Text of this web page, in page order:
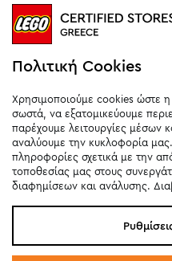
Καθημερινά10:00-21:00
Σάββατο09:00
Κυριακή 11:00-20:00 (έως 25/
Αρ.Γ.Ε.ΜΗ:
Πολιτική Cookies
Χρησιμοποιούμε cookies ώστε η
σωστά, να εξατομικεύουμε
παρέχουμε λειτουργίες μέσων
αναλύουμε την κυκλοφορία
πληροφορίες σχετικά με την
τοποθεσίας μας στους
διαφημίσεων και ανάλυσης.